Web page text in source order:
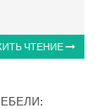
ЧТЕНИЕ